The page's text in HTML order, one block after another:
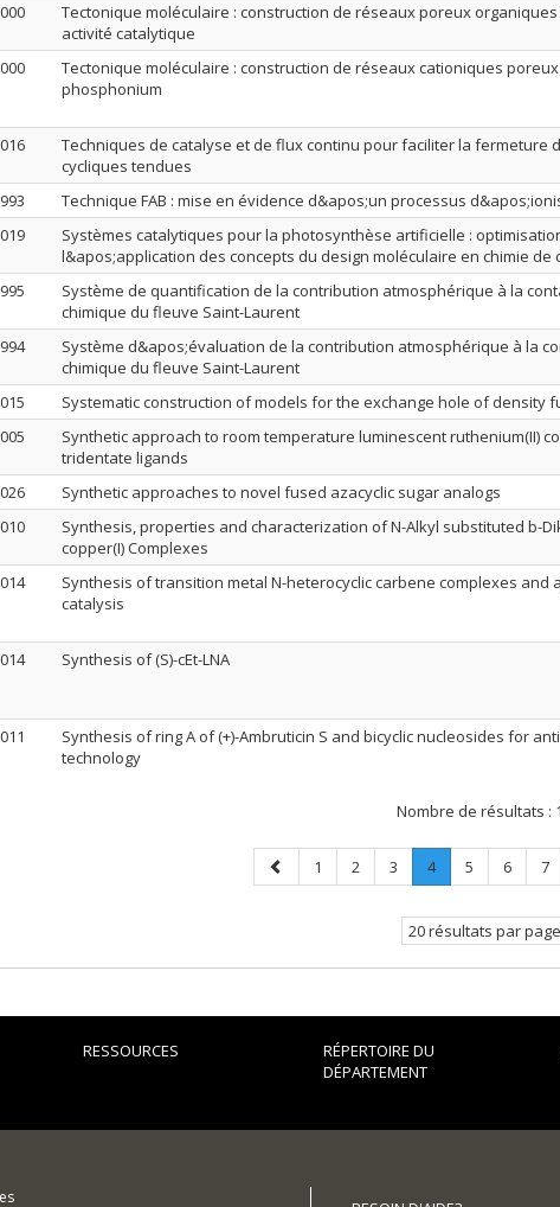
Tectonique moléculaire : construction de réseaux poreux
activité catalytique
Tectonique moléculaire : construction de réseaux cationiques
phosphonium
Techniques de catalyse et de flux continu pour faciliter la fermeture
cycliques tendues
Technique FAB : mise en évidence d&apos;un processus
Systèmes catalytiques pour la photosynthèse artificielle :
l&apos;application des concepts du design moléculaire en chimie de
Système de quantification de la contribution atmosphérique à la
chimique du fleuve Saint-Laurent
Système d&apos;évaluation de la contribution atmosphérique à la
chimique du fleuve Saint-Laurent
Systematic construction of models for the exchange hole of density
Synthetic approach to room temperature luminescent ruthenium(II)
tridentate ligands
Synthetic approaches to novel fused azacyclic sugar analogs
Synthesis, properties and characterization of N-Alkyl substituted b-
copper(I) Complexes
Synthesis of transition metal N-heterocyclic carbene complexes and
catalysis
Synthesis of (S)-cEt-LNA
Synthesis of ring A of (+)-Ambruticin S and bicyclic nucleosides for
technology
Nombre de résultats :
Page
précédente
Page
1 Page
2 Page
3 Page
4.
Page
Page
5 Page
6 7
20 résultats par page
RESSOURCES
RÉPERTOIRE DU
DÉPARTEMENT